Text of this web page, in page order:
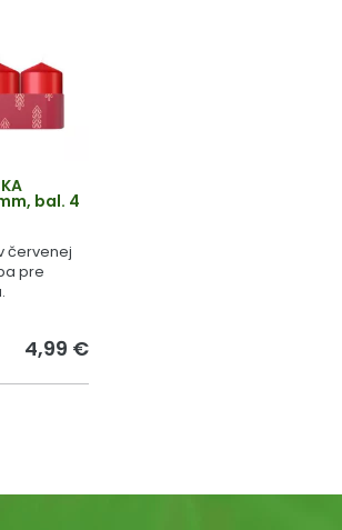
bal. 4
červenej
pre
4,99 €